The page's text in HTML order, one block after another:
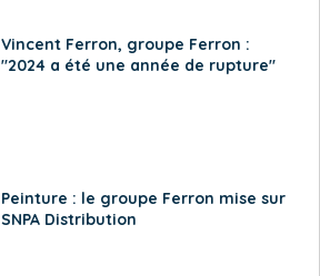
Vincent Ferron, groupe Ferron :
"2024 a été une année de rupture"
Peinture : le groupe Ferron mise sur
SNPA Distribution